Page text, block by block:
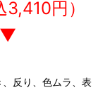
円）
反り、色ムラ、表